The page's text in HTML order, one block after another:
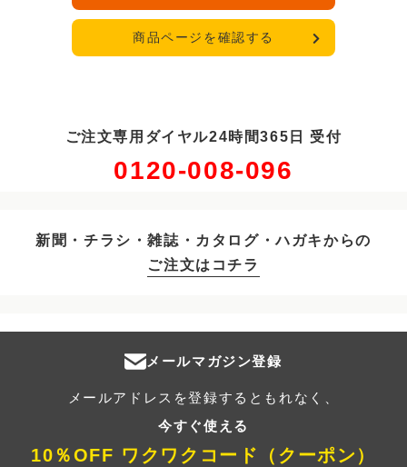
商品ページを確認する
ご注文専用ダイヤル24時間365日 受付
0120-008-096
新聞・チラシ・雑誌・カタログ・ハガキからの
ご注文はコチラ
メールマガジン登録
メールアドレスを登録するともれなく、
今すぐ使える
10％OFF ワクワクコード（クーポン）